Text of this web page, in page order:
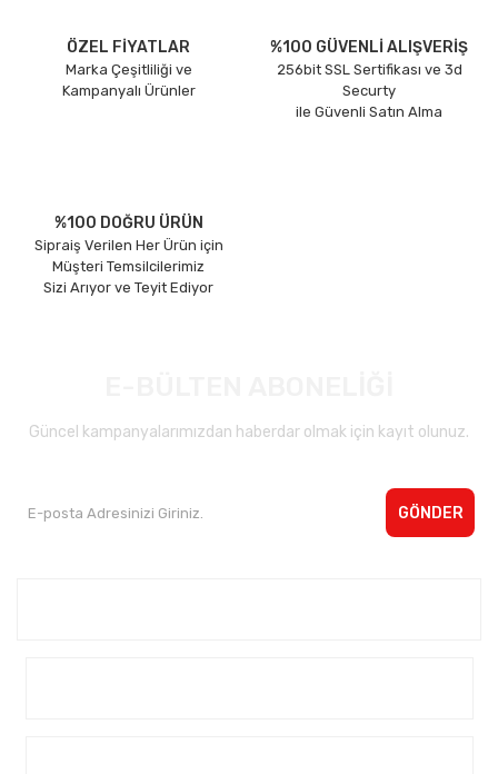
ÖZEL FİYATLAR
Marka Çeşitliliği ve
Kampanyalı Ürünler
%100 GÜVENLİ ALIŞVERİŞ
256bit SSL Sertifikası ve 3d
Securty
ile Güvenli Satın Alma
%100 DOĞRU ÜRÜN
Sipraiş Verilen Her Ürün için
Müşteri Temsilcilerimiz
Sizi Arıyor ve Teyit Ediyor
Güncel kampanyalarımızdan haberdar olmak için kayıt olunuz.
GÖNDER